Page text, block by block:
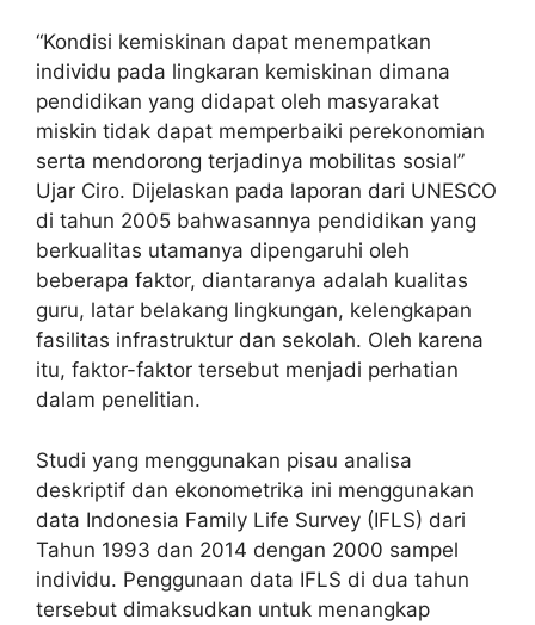
“Kondisi kemiskinan dapat menempatkan
individu pada lingkaran kemiskinan dimana
pendidikan yang didapat oleh masyarakat
miskin tidak dapat memperbaiki perekonomian
serta mendorong terjadinya mobilitas sosial”
Ujar Ciro. Dijelaskan pada laporan dari UNESCO
di tahun 2005 bahwasannya pendidikan yang
berkualitas utamanya dipengaruhi oleh
beberapa faktor, diantaranya adalah kualitas
guru, latar belakang lingkungan, kelengkapan
fasilitas infrastruktur dan sekolah. Oleh karena
itu, faktor-faktor tersebut menjadi perhatian
dalam penelitian.
Studi yang menggunakan pisau analisa
deskriptif dan ekonometrika ini menggunakan
data Indonesia Family Life Survey (IFLS) dari
Tahun 1993 dan 2014 dengan 2000 sampel
individu. Penggunaan data IFLS di dua tahun
tersebut dimaksudkan untuk menangkap